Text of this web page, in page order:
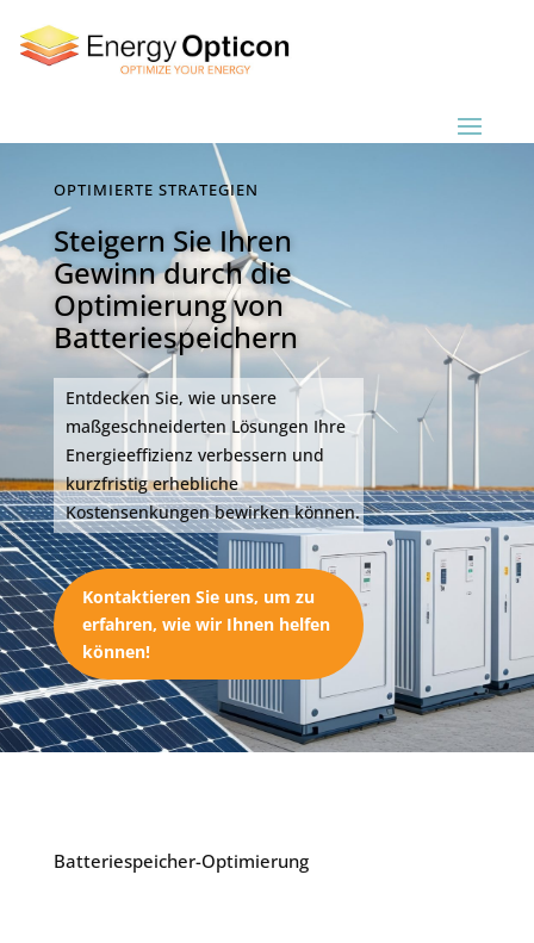
OPTIMIERTE STRATEGIEN
Steigern Sie Ihren
Gewinn durch die
Optimierung von
Batteriespeichern
Entdecken Sie, wie unsere
maßgeschneiderten Lösungen Ihre
Energieeffizienz verbessern und
kurzfristig erhebliche
Kostensenkungen bewirken können.
Kontaktieren Sie uns, um zu
erfahren, wie wir Ihnen helfen
können!
Batteriespeicher-Optimierung